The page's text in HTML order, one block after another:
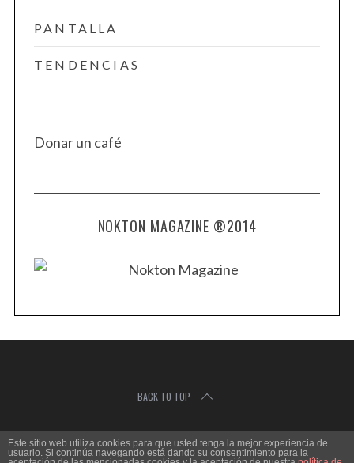
PANTALLA
TENDENCIAS
Donar un café
NOKTON MAGAZINE ®2014
BACK TO TOP
Este sitio web utiliza cookies para que usted tenga la mejor experiencia de
usuario. Si continúa navegando está dando su consentimiento para la
L